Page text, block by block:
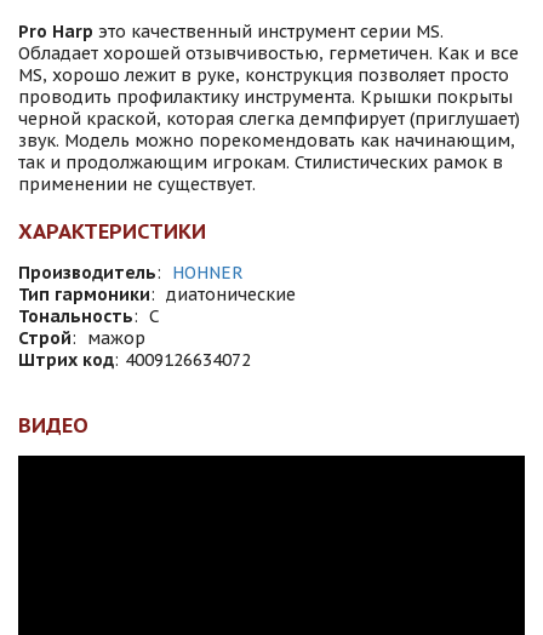
Pro Harp это качественный инструмент серии MS.
Обладает хорошей отзывчивостью, герметичен. Как и все
MS, хорошо лежит в руке, конструкция позволяет просто
проводить профилактику инструмента. Крышки покрыты
черной краской, которая слегка демпфирует (приглушает)
звук. Модель можно порекомендовать как начинающим,
так и продолжающим игрокам. Стилистических рамок в
применении не существует.
ХАРАКТЕРИСТИКИ
Производитель:
HOHNER
Тип гармоники: диатонические
Тональность: C
Строй:
мажор
Штрих код: 4009126634072
ВИДЕО